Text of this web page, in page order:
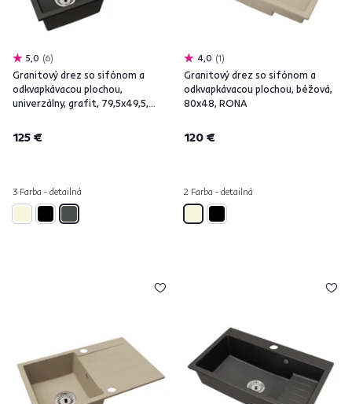
5,0 6
Granitový drez so sifónom a
odkvapkávacou plochou,
univerzálny, grafit, 79,5x49,5,
125 €
3 Farba - detailná
4,0 1
Granitový drez so sifónom a
odkvapkávacou plochou, béžová,
80x48, RONA
120 €
2 Farba - detailná